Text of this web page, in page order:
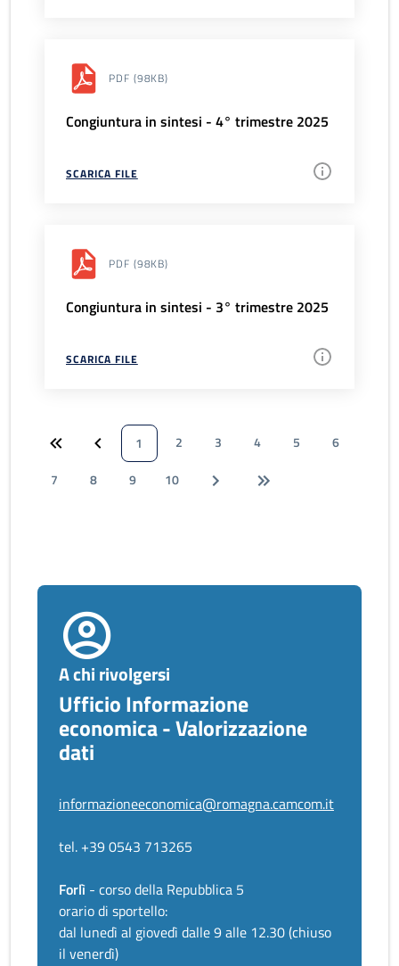
PDF (98KB)
Congiuntura in sintesi - 4° trimestre 2025
SCARICA FILE
PDF (98KB)
Congiuntura in sintesi - 3° trimestre 2025
SCARICA FILE
1 2 3 4 5
6
7
8 9 10
A chi rivolgersi
Ufficio Informazione
economica - Valorizzazione
dati
informazioneeconomica@romagna.camcom.it
tel. +39 0543 713265
Forlì - corso della Repubblica 5
orario di sportello:
dal lunedì al giovedì dalle 9 alle 12.30 (chiuso
il venerdì)